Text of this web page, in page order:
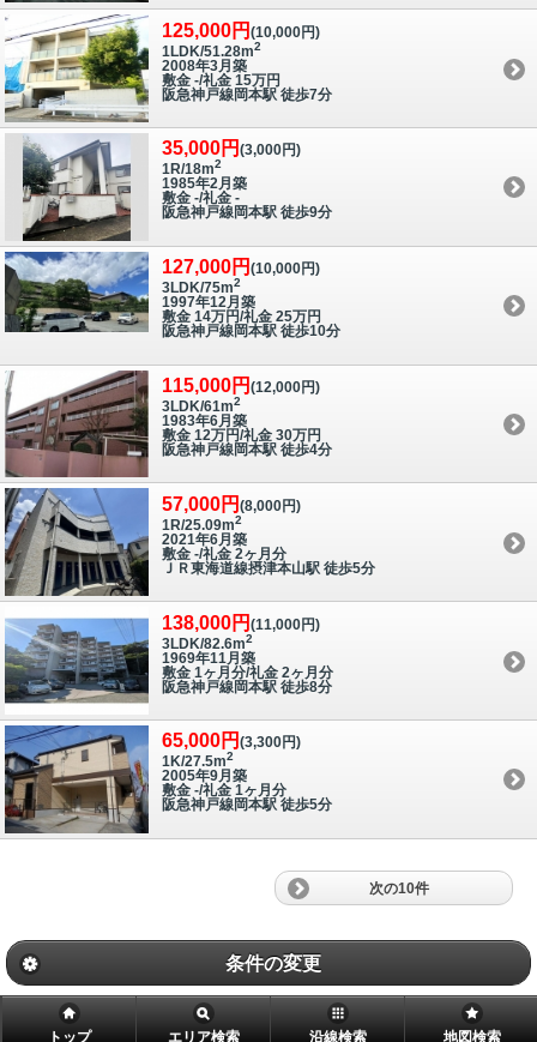
125,000円 (10,000円)
1LDK/51.28m2
2008年3月築
敷金 -/礼金 15万円
阪急神戸線岡本駅 徒歩7分
35,000円 (3,000円)
1R/18m2
1985年2月築
敷金 -/礼金 -
阪急神戸線岡本駅 徒歩9分
127,000円 (10,000円)
3LDK/75m2
1997年12月築
敷金 14万円/礼金 25万円
阪急神戸線岡本駅 徒歩10分
115,000円 (12,000円)
3LDK/61m2
1983年6月築
敷金 12万円/礼金 30万円
阪急神戸線岡本駅 徒歩4分
57,000円 (8,000円)
1R/25.09m2
2021年6月築
敷金 -/礼金 2ヶ月分
ＪＲ東海道線摂津本山駅 徒歩5分
138,000円 (11,000円)
3LDK/82.6m2
1969年11月築
敷金 1ヶ月分/礼金 2ヶ月分
阪急神戸線岡本駅 徒歩8分
65,000円 (3,300円)
1K/27.5m2
2005年9月築
敷金 -/礼金 1ヶ月分
阪急神戸線岡本駅 徒歩5分
次の10件
条件の変更
トップ エリア検索 沿線検索 地図検索